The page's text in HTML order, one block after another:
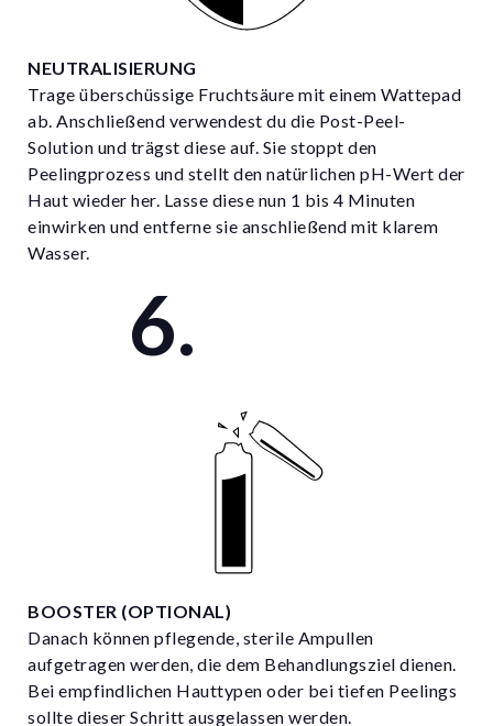
NEUTRALISIERUNG
Trage überschüssige Fruchtsäure mit einem Wattepad
ab. Anschließend verwendest du die Post-Peel-
Solution und trägst diese auf. Sie stoppt den
Peelingprozess und stellt den natürlichen pH-Wert der
Haut wieder her. Lasse diese nun 1 bis 4 Minuten
einwirken und entferne sie anschließend mit klarem
Wasser.
BOOSTER (OPTIONAL)
Danach können pflegende, sterile Ampullen
aufgetragen werden, die dem Behandlungsziel dienen.
Bei empfindlichen Hauttypen oder bei tiefen Peelings
sollte dieser Schritt ausgelassen werden.